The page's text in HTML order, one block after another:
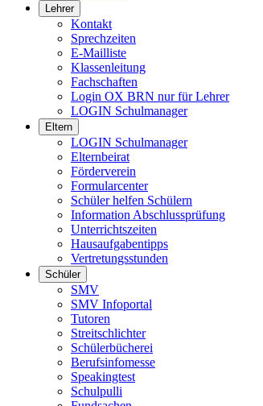
Lehrer
Kontakt
Sprechzeiten
E-Mailliste
Klassenleitung
Fachschaften
Login OX BRN nur für Lehrer
LOGIN Schulmanager
Eltern
LOGIN Schulmanager
Elternbeirat
Förderverein
Formularcenter
Schüler helfen Schülern
Information Abschlussprüfung
Unterrichtszeiten
Hausaufgabentipps
Vertretungsstunden
Schüler
SMV
SMV Infoportal
Tutoren
Streitschlichter
Schülerbücherei
Berufsinfomesse
Speakingtest
Schulpulli